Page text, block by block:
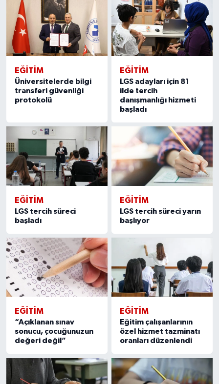
EĞITIM
Üniversitelerde bilgi
transferi güvenliği
protokolü
EĞITIM
LGS adayları için 81
ilde tercih
danışmanlığı hizmeti
başladı
EĞITIM
LGS tercih süreci
başladı
EĞITIM
LGS tercih süreci yarın
başlıyor
EĞITIM
“Açıklanan sınav
sonucu, çocuğunuzun
değeri değil”
EĞITIM
Eğitim çalışanlarının
özel hizmet tazminatı
oranları düzenlendi